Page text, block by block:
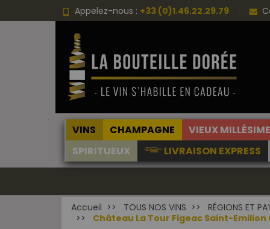
Appelez-nous : +33 (0)1.46.22.29.79
VINS CHAMPAGNE VIEUX
SPIRITUEUX
LIVRAISON EXPRESS
Accueil TOUS NOS VINS RÉGIONS ET
Château La Tour Figeac Saint-Emilion